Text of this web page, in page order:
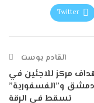
Twitter
القادم بوست
مركز للاجئين في
و”الفسفورية”
تسقط في الرقة